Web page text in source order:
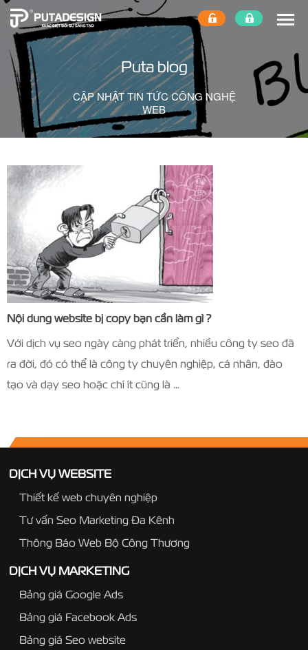
Puta blog
CẬP NHẬT TIN TỨC CÔNG NGHỆ
WEB
Nội dung website bị copy bạn cần làm gì ?
Với dịch vụ seo ngày càng phát triển, nhiều công ty seo đã
ra đời, đó có thể là công ty chuyên nghiệp, cá nhân, đào
tạo và dạy seo hoặc chí ít cũng là …
DỊCH VỤ WEBSITE
Thiết kế web chuyên nghiệp
Tư vấn Seo Marketing Đa Kênh
Thông Báo Web Bộ Công Thương
DỊCH VỤ MARKETING
Bảng giá Google Ads
Bảng giá Facebook Ads
Bảng giá Seo website